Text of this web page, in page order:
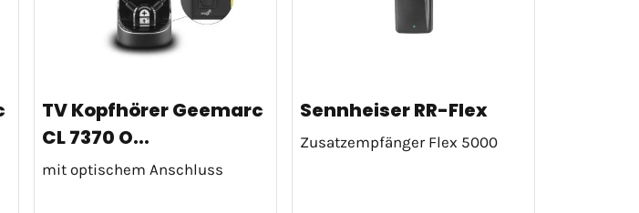
TV Kopfhörer Geemarc
CL 7370 O...
mit optischem Anschluss
Sennheiser RR-Flex
Zusatzempfänger Flex 5000